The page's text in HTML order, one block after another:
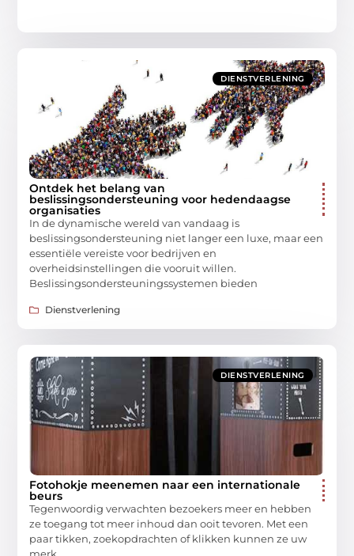
DIENSTVERLENING
Ontdek het belang van
beslissingsondersteuning voor hedendaagse
organisaties
In de dynamische wereld van vandaag is
beslissingsondersteuning niet langer een luxe, maar een
essentiële vereiste voor bedrijven en
overheidsinstellingen die vooruit willen.
Beslissingsondersteuningssystemen bieden
Dienstverlening
DIENSTVERLENING
Fotohokje meenemen naar een internationale
beurs
Tegenwoordig verwachten bezoekers meer en hebben
ze toegang tot meer inhoud dan ooit tevoren. Met een
paar tikken, zoekopdrachten of klikken kunnen ze uw
merk